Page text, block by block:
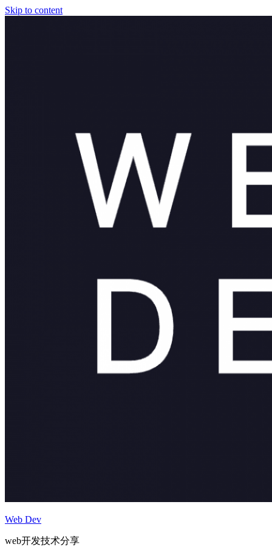
Skip to content
Web Dev
web开发技术分享